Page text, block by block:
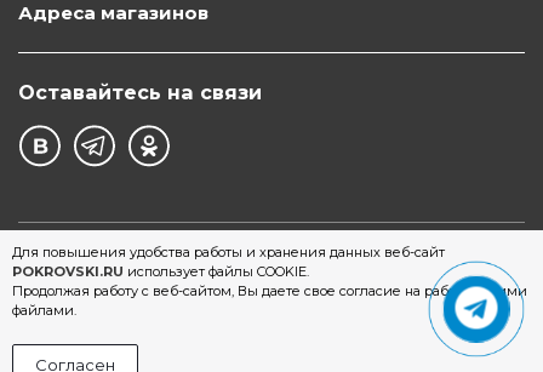
Для повышения удобства работы и хранения данных веб-сайт
POKROVSKI.RU использует файлы COOKIE.
Продолжая работу с веб-сайтом, Вы даете свое согласие на работу с этими
файлами.
Согласен
Адреса магазинов
Оставайтесь на связи
©1997 - 2026 Обувной Дом "Покровский" - сеть
магазинов обуви в Екатеринбурге